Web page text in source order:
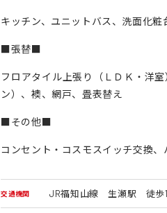
キッチン、ユニットバス、洗面化
■張替■
フロアタイル上張り（ＬＤＫ・洋
ン）、襖、網戸、畳表替え
■その他■
コンセント・コスモスイッチ交換
交通機関 JR福知山線 生瀬駅 徒歩